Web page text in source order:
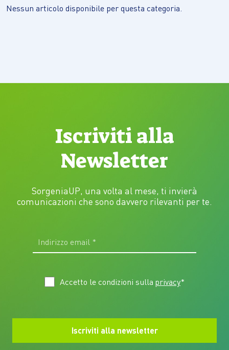
Nessun articolo disponibile per questa categoria.
Iscriviti alla
Newsletter
SorgeniaUP, una volta al mese, ti invierà
comunicazioni che sono davvero rilevanti per te.
Accetto le condizioni sulla privacy*